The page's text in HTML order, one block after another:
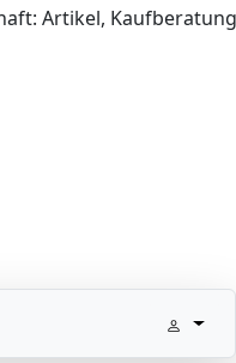
vor 82 an die Sternzeit